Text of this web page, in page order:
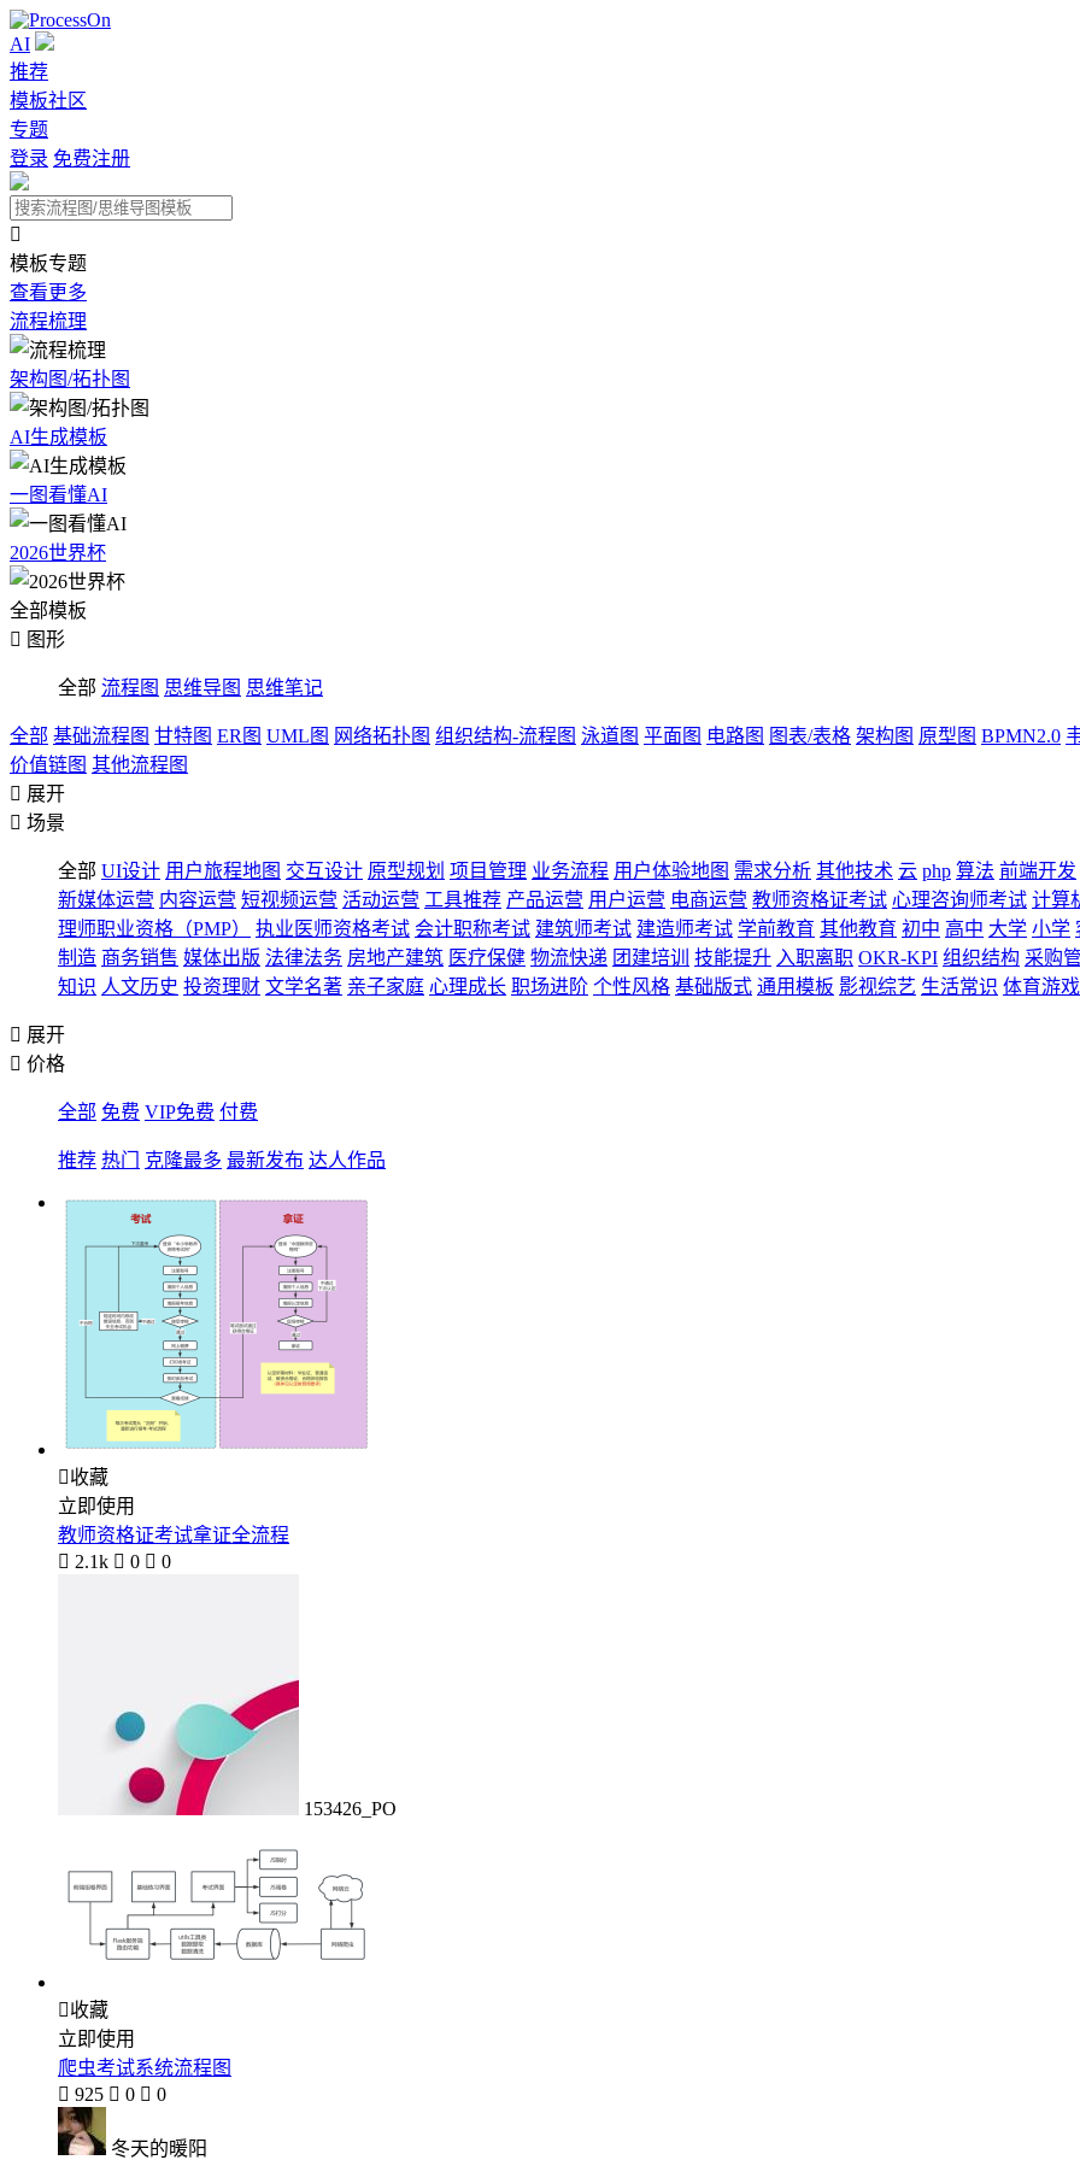
AI
推荐
模板社区
专题
登录 免费注册

模板专题
查看更多
流程梳理
架构图/拓扑图
AI生成模板
一图看懂AI
2026世界杯
全部模板
 图形
全部 流程图 思维导图 思维笔记
全部 基础流程图 甘特图 ER图 UML图 网络拓扑图 组织结构-流程图 泳道图 平面图 电路图 图表/表格 架构图 原型图 BPMN2.0
价值链图 其他流程图
 展开
 场景
全部 UI设计 用户旅程地图 交互设计 原型规划 项目管理 业务流程 用户体验地图 需求分析 其他技术 云 php 算法 前端开发
新媒体运营 内容运营 短视频运营 活动运营 工具推荐 产品运营 用户运营 电商运营 教师资格证考试 心理咨询师考试 计算
理师职业资格（PMP）
执业医师资格考试 会计职称考试 建筑师考试 建造师考试 学前教育 其他教育 初中 高中 大学 小学
制造 商务销售 媒体出版 法律法务 房地产建筑 医疗保健 物流快递 团建培训 技能提升 入职离职 OKR-KPI 组织结构 采购
知识 人文历史 投资理财 文学名著 亲子家庭 心理成长 职场进阶 个性风格 基础版式 通用模板 影视综艺 生活常识 体育游戏
 展开
 价格
全部 免费 VIP免费 付费
推荐 热门 克隆最多 最新发布 达人作品
收藏
立即使用
教师资格证考试拿证全流程
 2.1k  0  0
153426_PO
收藏
立即使用
爬虫考试系统流程图
 925  0  0
冬天的暖阳